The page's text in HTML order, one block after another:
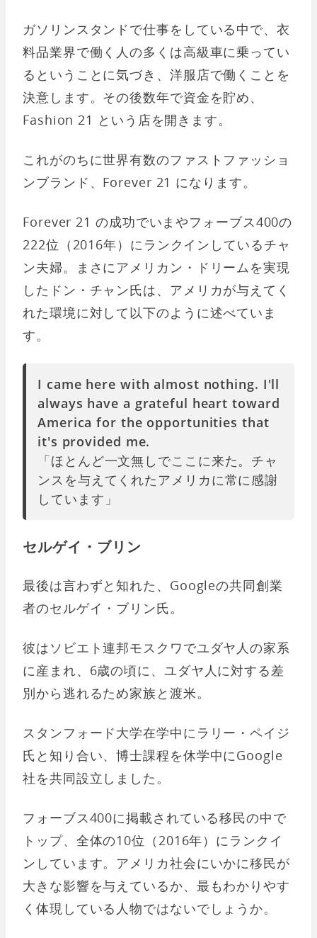
ガソリンスタンドで仕事をしている中で、衣
料品業界で働く人の多くは高級車に乗ってい
るということに気づき、洋服店で働くことを
決意します。その後数年で資金を貯め、
Fashion 21 という店を開きます。
これがのちに世界有数のファストファッショ
ンブランド、Forever 21 になります。
Forever 21 の成功でいまやフォーブス400の
222位（2016年）にランクインしているチャ
ン夫婦。まさにアメリカン・ドリームを実現
したドン・チャン氏は、アメリカが与えてく
れた環境に対して以下のように述べていま
す。
I came here with almost nothing. I'll
always have a grateful heart toward
America for the opportunities that
it's provided me.
「ほとんど一文無しでここに来た。チャ
ンスを与えてくれたアメリカに常に感謝
しています」
セルゲイ・ブリン
最後は言わずと知れた、Googleの共同創業
者のセルゲイ・ブリン氏。
彼はソビエト連邦モスクワでユダヤ人の家系
に産まれ、6歳の頃に、ユダヤ人に対する差
別から逃れるため家族と渡米。
スタンフォード大学在学中にラリー・ペイジ
氏と知り合い、博士課程を休学中にGoogle
社を共同設立しました。
フォーブス400に掲載されている移民の中で
トップ、全体の10位（2016年）にランクイ
ンしています。アメリカ社会にいかに移民が
大きな影響を与えているか、最もわかりやす
く体現している人物ではないでしょうか。